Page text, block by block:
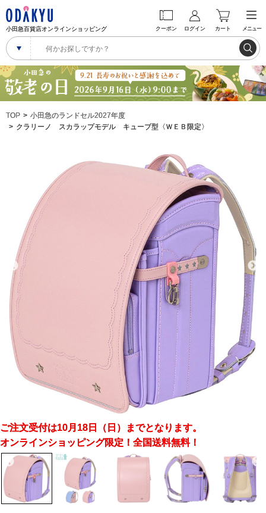
小田急百貨店オンラインショッピング クーポン ログイン カート メニュー
TOP
小田急のランドセル2027年度
クラリーノ スカラップモデル キューブ型〈ＷＥＢ限定〉
ご注文受付は10月18日（日）までとなります。
オンラインショッピング限定！全国送料無料！